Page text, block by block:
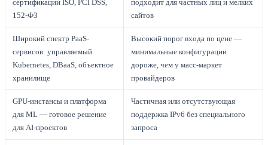
сертификации ISO, PCI DSS,
152-ФЗ
подходит для частных лиц и мелких
сайтов
Широкий спектр PaaS-
сервисов: управляемый
Kubernetes, DBaaS, объектное
хранилище
Высокий порог входа по цене —
минимальные конфигурации
дороже, чем у масс-маркет
провайдеров
GPU-инстансы и платформа
для ML — готовое решение
для AI-проектов
Частичная или отсутствующая
поддержка IPv6 без специального
запроса